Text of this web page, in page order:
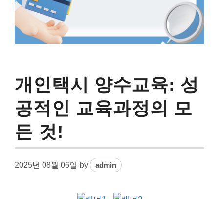
개인택시 양수교육: 성
공적인 교육과정의 모
든 것!
2025년 08월 06일 by admin